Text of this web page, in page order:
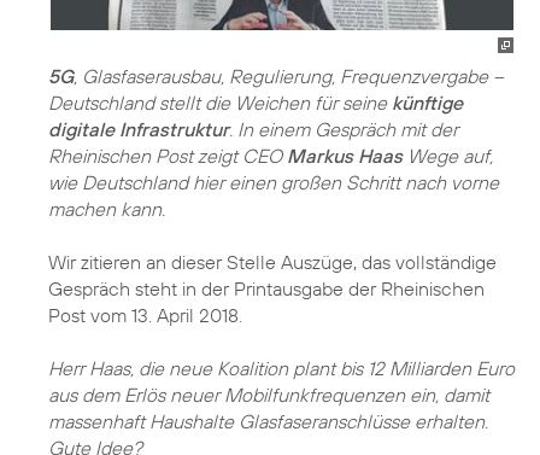
5G, Glasfaserausbau, Regulierung, Frequenzvergabe –
Deutschland stellt die Weichen für seine künftige
digitale Infrastruktur. In einem Gespräch mit der
Rheinischen Post zeigt CEO Markus HaasWege auf,
wie Deutschland hier einen großen Schritt nach vorne
machen kann.
Wir zitieren an dieser Stelle Auszüge, das vollständige
Gespräch steht in der Printausgabe der Rheinischen
Post vom 13. April 2018.
Herr Haas, die neue Koalition plant bis 12 Milliarden Euro
aus dem Erlös neuer Mobilfunkfrequenzen ein, damit
massenhaft Haushalte Glasfaseranschlüsse erhalten.
Gute Idee?